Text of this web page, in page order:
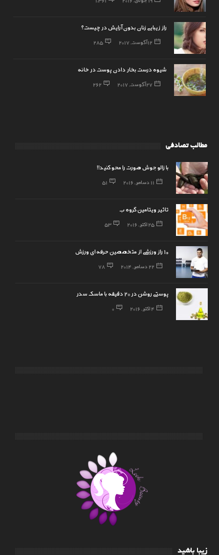
راز زیبایی زنان بدون آرایش در چیست؟
12 آگوست, 2017 285
شیوه درست بخار دادن پوست در خانه
27 آگوست, 2017 262
مطالب تصادفی
با زالو جوش صورت را محو کنید!!
11 دسامبر, 2016 51
تاثیر ویتامین گروه ب
25 اکتبر, 2016 53
۱۰ راز ورزشی از متخصصین حرفه‌ای ورزش
22 دسامبر, 2014 78
پوستی روشن در 20 دقیقه با ماسک سدر
4 اکتبر, 2016 0
زیبا باشید